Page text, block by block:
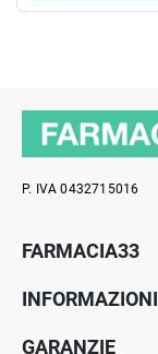
P. IVA 0432715016
FARMACIA33
INFORMAZIONI
GARANZIE